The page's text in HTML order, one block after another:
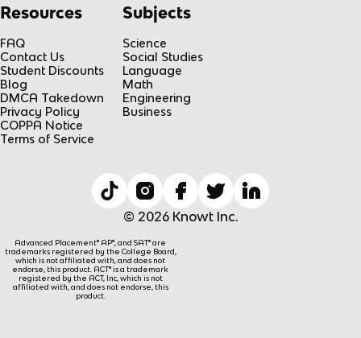
Resources
FAQ
Contact Us
Student Discounts
Blog
DMCA Takedown
Privacy Policy
COPPA Notice
Terms of Service
Subjects
Science
Social Studies
Language
Math
Engineering
Business
© 2026 Knowt Inc.
Advanced Placement® AP®, and SAT® are
trademarks registered by the College Board,
which is not affiliated with, and does not
endorse, this product. ACT® is a trademark
registered by the ACT, Inc, which is not
affiliated with, and does not endorse, this
product.